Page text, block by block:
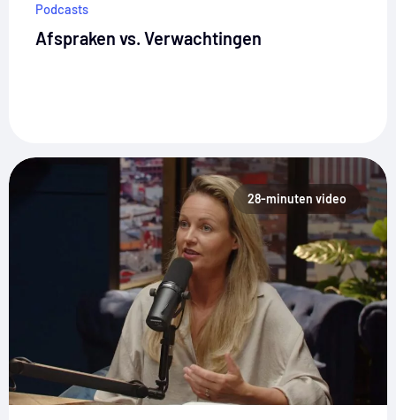
Podcasts
Afspraken vs. Verwachtingen
28-minuten video